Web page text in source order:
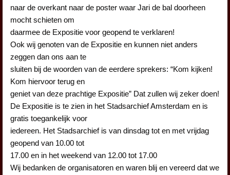
naar de overkant naar de poster waar Jari de bal doorheen
mocht schieten om
daarmee de Expositie voor geopend te verklaren!
Ook wij genoten van de Expositie en kunnen niet anders
zeggen dan ons aan te
sluiten bij de woorden van de eerdere sprekers: “Kom kijken!
Kom hiervoor terug en
geniet van deze prachtige Expositie” Dat zullen wij zeker doen!
De Expositie is te zien in het Stadsarchief Amsterdam en is
gratis toegankelijk voor
iedereen. Het Stadsarchief is van dinsdag tot en met vrijdag
geopend van 10.00 tot
17.00 en in het weekend van 12.00 tot 17.00
Wij bedanken de organisatoren en waren blij en vereerd dat we